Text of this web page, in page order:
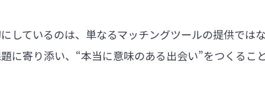
しているのは、単なるマッチングツールの提供では
に寄り添い、“本当に意味のある出会い”をつくるこ